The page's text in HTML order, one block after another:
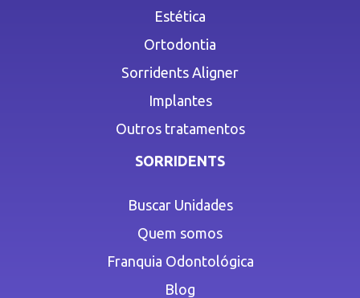
Estética
Ortodontia
Sorridents Aligner
Implantes
Outros tratamentos
SORRIDENTS
Buscar Unidades
Quem somos
Franquia Odontológica
Blog